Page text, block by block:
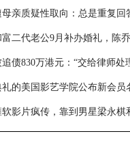
亲质疑性取向：总是重复回
又3年
二代老公9月补办婚礼，陈
情债830万港元：“交给律师处
的美国影艺学院公布新会员
评委，让她的演艺生涯再添
影片疯传，靠到男星梁永棋